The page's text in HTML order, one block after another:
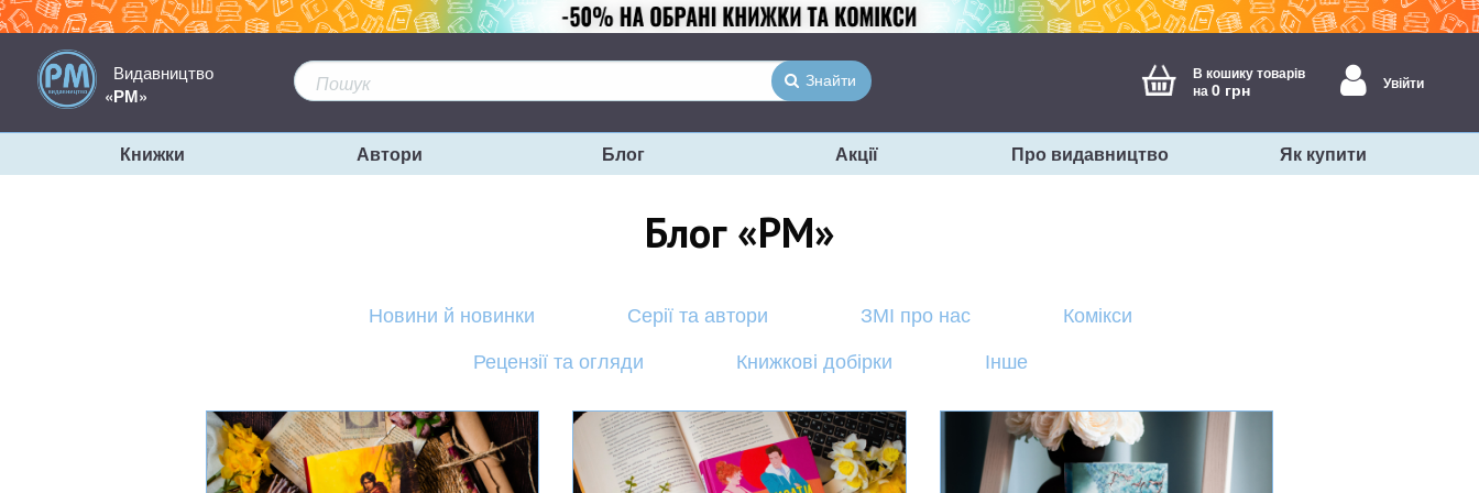
Видавництво
«РМ»
Знайти
В кошику товарів
на0 грн Увійти
Книжки Автори Блог Акції Про видавництво Як купити
Блог «РМ»
Новини й новинки Серії та автори ЗМІ про нас
Комікси
Рецензії та огляди
Книжкові добірки Інше